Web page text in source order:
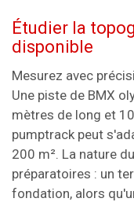
Étudier la
disponible
Mesurez avec
Une piste de BMX
mètres de long et
pumptrack peut
200 m². La nature
préparatoires : un
fondation, alors